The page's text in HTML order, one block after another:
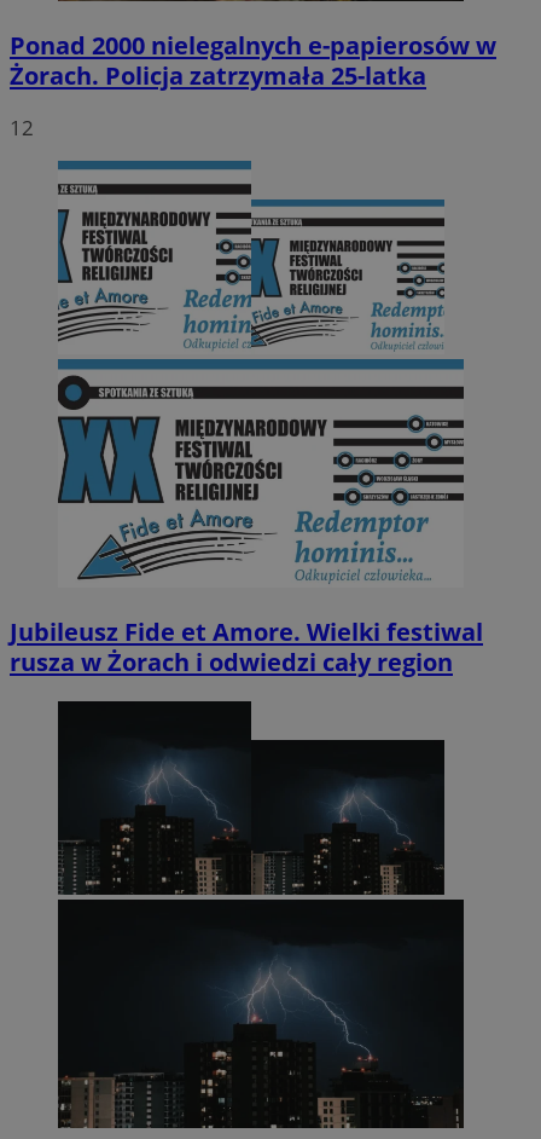
Ponad 2000 nielegalnych e-papierosów w
Żorach. Policja zatrzymała 25-latka
12
Jubileusz Fide et Amore. Wielki festiwal
rusza w Żorach i odwiedzi cały region